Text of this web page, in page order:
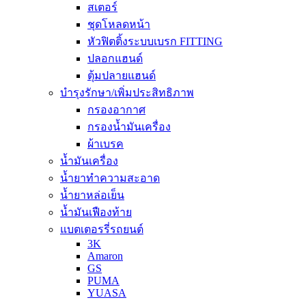
สเตอร์
ชุดโหลดหน้า
หัวฟิตติ้งระบบเบรก FITTING
ปลอกแฮนด์
ตุ้มปลายแฮนด์
บำรุงรักษา/เพิ่มประสิทธิภาพ
กรองอากาศ
กรองน้ำมันเครื่อง
ผ้าเบรค
น้ำมันเครื่อง
น้ำยาทำความสะอาด
น้ำยาหล่อเย็น
น้ำมันเฟืองท้าย
แบตเตอรรี่รถยนต์
3K
Amaron
GS
PUMA
YUASA